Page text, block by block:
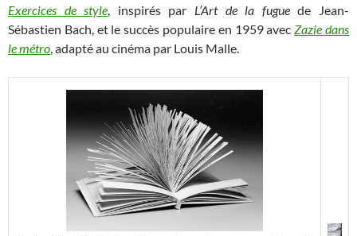
Exercices de style, inspirés par L’Art de la fuguede Jean-
Sébastien Bach, et le succès populaire en 1959 avecZazie dans
le métro, adapté au cinéma par Louis Malle.